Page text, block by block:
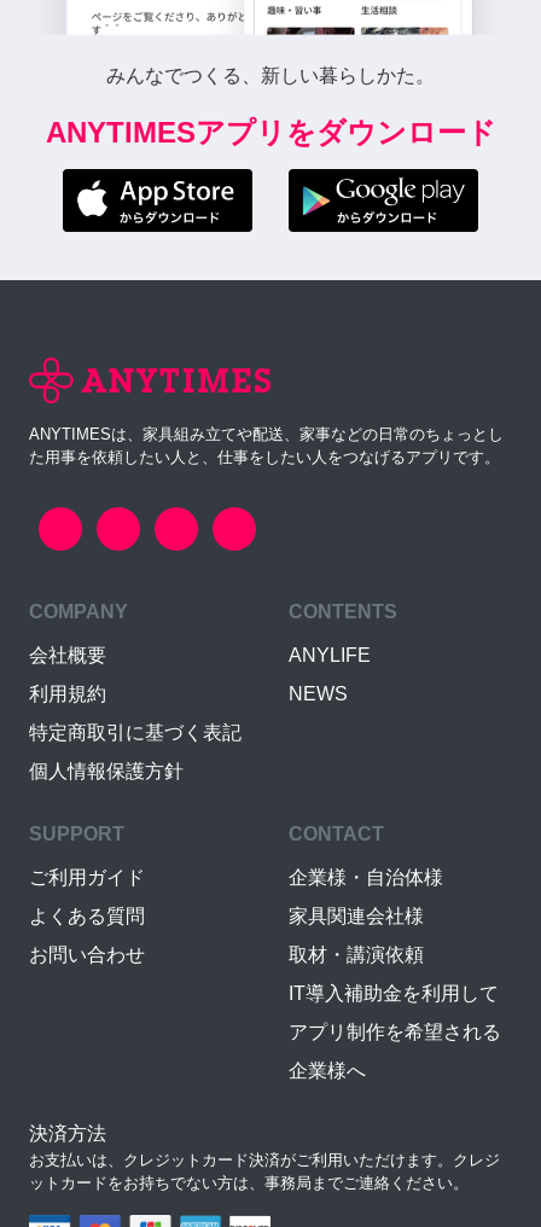
みんなでつくる、新しい暮らしかた。
ANYTIMESアプリをダウンロード
ANYTIMESは、家具組み立てや配送、家事などの日常のちょっとし
た用事を依頼したい人と、仕事をしたい人をつなげるアプリです。
COMPANY
会社概要
利用規約
特定商取引に基づく表記
個人情報保護方針
CONTENTS
ANYLIFE
NEWS
SUPPORT
ご利用ガイド
よくある質問
お問い合わせ
CONTACT
企業様・自治体様
家具関連会社様
取材・講演依頼
IT導入補助金を利用して
アプリ制作を希望される
企業様へ
決済方法
お支払いは、クレジットカード決済がご利用いただけます。クレジ
ットカードをお持ちでない方は、事務局までご連絡ください。